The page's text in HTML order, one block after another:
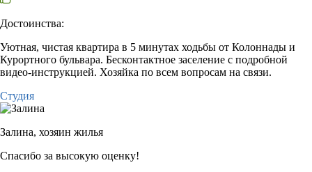
Достоинства:
Уютная, чистая квартира в 5 минутах ходьбы от Колоннады и
Курортного бульвара. Бесконтактное заселение с подробной
видео-инструкцией. Хозяйка по всем вопросам на связи.
Студия
Залина, хозяин жилья
Спасибо за высокую оценку!